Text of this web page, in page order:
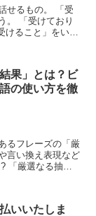
せるもの。 「受
。 「受けており
ること」をいい
果」とは？ビ
の使い方を徹
るフレーズの「厳
言い換え表現など
「厳選なる抽選
いいたしま